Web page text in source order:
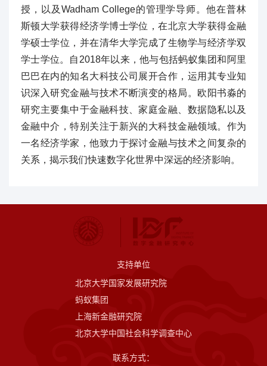
授，以及Wadham College的管理学导师。他在普林
斯顿大学获得经济学博士学位，在北京大学获得金融
学硕士学位，并在清华大学完成了生物学与经济学双
学士学位。自2018年以来，他与包括蚂蚁集团和阿里
巴巴在内的知名大科技公司展开合作，运用其专业知
识深入研究金融与技术不断演变的格局。欧阳书淼的
研究主要集中于金融科技、家庭金融、数据隐私以及
金融中介，特别关注于新兴的大科技金融领域。作为
一名经济学家，他致力于探讨金融与技术之间复杂的
关系，揭示我们快速数字化世界中深远的经济影响。
支持单位
北京大学国家发展研究院
蚂蚁集团
上海新金融研究院
北京大学中国社会科学调查中心
联系方式：